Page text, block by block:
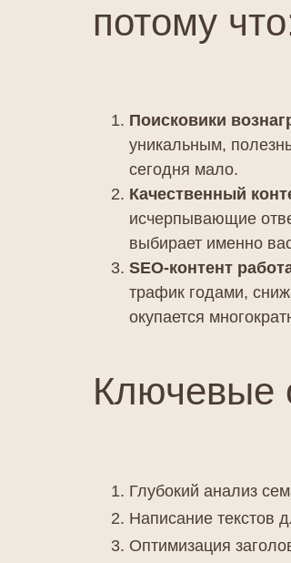
потому
Поисковики
уникальным,
сегодня мало.
Качественный
исчерпывающие
выбирает именно
SEO-контент
трафик годами,
окупается
Ключевые
Глубокий анализ
Написание текстов
Оптимизация